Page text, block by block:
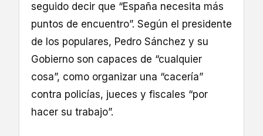
seguido decir que “España necesita más
puntos de encuentro”. Según el presidente
de los populares, Pedro Sánchez y su
Gobierno son capaces de “cualquier
cosa”, como organizar una “cacería”
contra policías, jueces y fiscales “por
hacer su trabajo”.